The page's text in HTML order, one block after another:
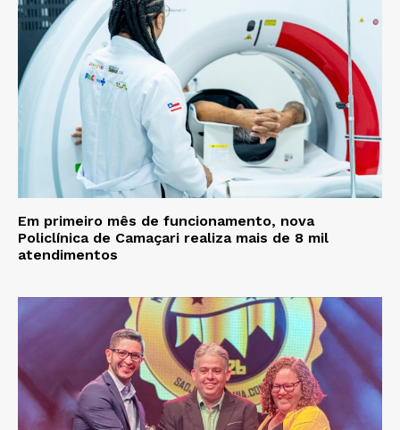
Em primeiro mês de funcionamento, nova
Policlínica de Camaçari realiza mais de 8 mil
atendimentos